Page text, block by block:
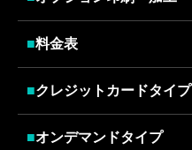
■料金表
■クレジットカードタイプ
■オンデマンドタイプ